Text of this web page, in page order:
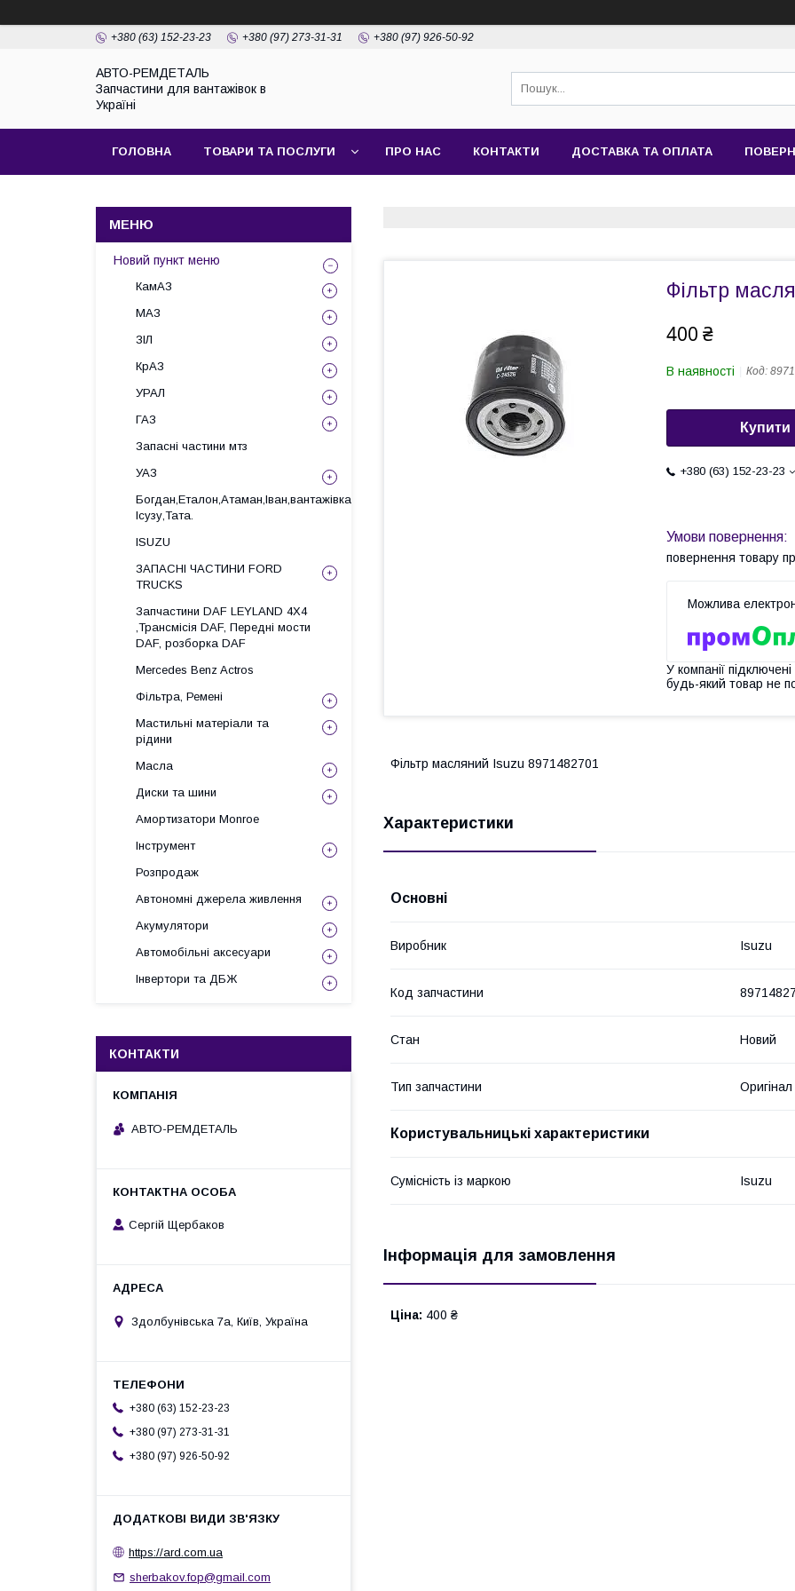
+380 (63) 152-23-23 +380 (97) 273-31-31 +380 (97) 926-50-92
АВТО-РЕМДЕТАЛЬ
Запчастини для вантажівок в
Україні
ГОЛОВНА ТОВАРИ ТА ПОСЛУГИ ПРО НАС КОНТАКТИ ДОСТАВКА ТА ОПЛАТА
Фільтр
400 ₴
В наявності Код:
Купити
+380 (63) 152-23-23
повернення товару
У компанії
будь-який товар не
Фільтр масляний Isuzu 8971482701
Характеристики
Основні
Виробник Isuzu
Код запчастини
Стан Новий
Тип запчастини Оригінал
Користувальницькі характеристики
Сумісність із маркою Isuzu
Інформація для замовлення
Ціна: 400 ₴
Новий пункт меню
КамАЗ
МАЗ
ЗІЛ
КрАЗ
УРАЛ
ГАЗ
Запасні частини мтз
УАЗ
Богдан,Еталон,Атаман,Іван,вантажівка
Ісузу,Тата.
ISUZU
ЗАПАСНІ ЧАСТИНИ FORD
TRUCKS
Запчастини DAF LEYLAND 4X4
,Трансмісія DAF, Передні мости
DAF, розборка DAF
Mercedes Benz Actros
Фільтра, Ремені
Мастильні матеріали та
рідини
Масла
Диски та шини
Амортизатори Monroe
Інструмент
Розпродаж
Автономні джерела живлення
Акумулятори
Автомобільні аксесуари
Інвертори та ДБЖ
КОНТАКТИ
АВТО-РЕМДЕТАЛЬ
Сергій Щербаков
Здолбунівська 7а, Київ, Україна
+380 (63) 152-23-23
+380 (97) 273-31-31
+380 (97) 926-50-92
https://ard.com.ua
sherbakov.fop@gmail.com